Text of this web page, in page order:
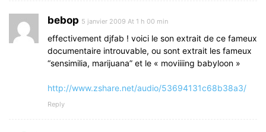
bebop 5 janvier 2009 At 1 h 00 min
effectivement djfab ! voici le son extrait de ce fameux
documentaire introuvable, ou sont extrait les fameux
“sensimilia, marijuana” et le « moviiiing babyloon »
http://www.zshare.net/audio/53694131c68b38a3/
Reply